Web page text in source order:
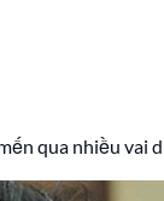
qua nhiều